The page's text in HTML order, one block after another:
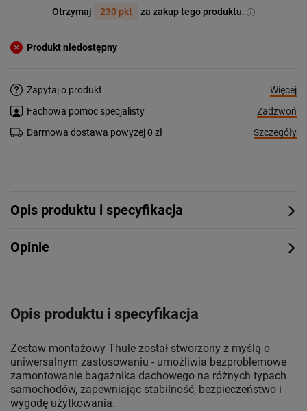
Otrzymaj 230 pkt za zakup tego produktu.
Produkt niedostępny
Zapytaj o produkt
Więcej
Fachowa pomoc specjalisty
Zadzwoń
Darmowa dostawa powyżej 0 zł
Szczegóły
Opis produktu i specyfikacja
Opinie
Opis produktu i specyfikacja
Zestaw montażowy Thule został stworzony z myślą o
uniwersalnym zastosowaniu - umożliwia bezproblemowe
zamontowanie bagażnika dachowego na różnych typach
samochodów, zapewniając stabilność, bezpieczeństwo i
wygodę użytkowania.